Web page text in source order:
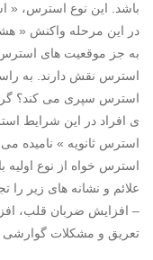
باشد. این نوع استرس، «
در این مرحله واکنش «
به جز موقعیت های استرس
استرس نقش دارند. به
استرس سپری می کند؟
ی افراد در این شرایط
استرس ثانویه » نامیده
استرس خواه از نوع اولیه
علائم و نشانه های زیر را
– افزایش ضربان قلب،
تعریق و مشکلات گوارشی (